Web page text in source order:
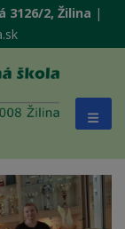
3126/2, Žilina |